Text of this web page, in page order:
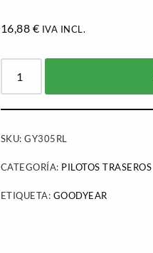
16,88 € IVA INCL.
SKU:GY305RL
CATEGORÍA: PILOTOS TRASEROS
ETIQUETA: GOODYEAR